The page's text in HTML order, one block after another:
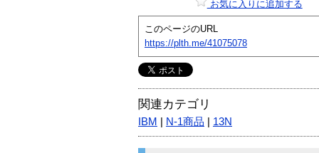
お気に入りに追加する
このページのURL
https://plth.me/41075078
関連カテゴリ
IBM N-1商品 13N